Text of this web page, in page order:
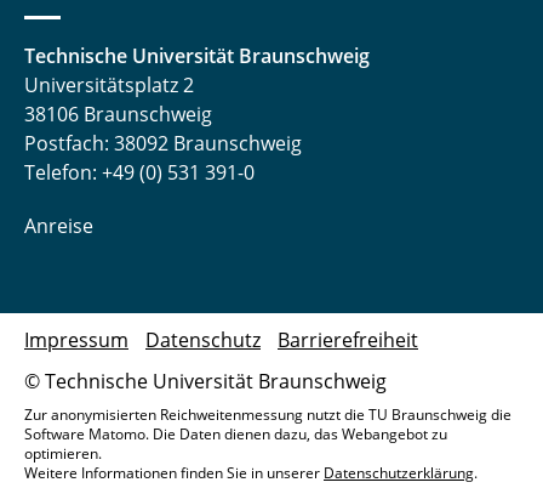
Technische Universität Braunschweig
Universitätsplatz 2
38106 Braunschweig
Postfach: 38092 Braunschweig
Telefon: +49 (0) 531 391-0
Anreise
© Technische Universität Braunschweig
Impressum Datenschutz Barrierefreiheit
Zur anonymisierten Reichweitenmessung nutzt die TU Braunschweig die
Software Matomo. Die Daten dienen dazu, das Webangebot zu
optimieren.
Weitere Informationen finden Sie in unserer Datenschutzerklärung.